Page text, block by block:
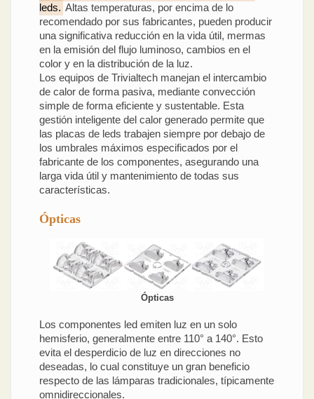
leds. Altas temperaturas, por encima de lo
recomendado por sus fabricantes, pueden producir
una significativa reducción en la vida útil, mermas
en la emisión del flujo luminoso, cambios en el
color y en la distribución de la luz.
Los equipos de Trivialtech manejan el intercambio
de calor de forma pasiva, mediante convección
simple de forma eficiente y sustentable. Esta
gestión inteligente del calor generado permite que
las placas de leds trabajen siempre por debajo de
los umbrales máximos especificados por el
fabricante de los componentes, asegurando una
larga vida útil y mantenimiento de todas sus
características.
Ópticas
Ópticas
Los componentes led emiten luz en un solo
hemisferio, generalmente entre 110° a 140°. Esto
evita el desperdicio de luz en direcciones no
deseadas, lo cual constituye un gran beneficio
respecto de las lámparas tradicionales, típicamente
omnidireccionales.